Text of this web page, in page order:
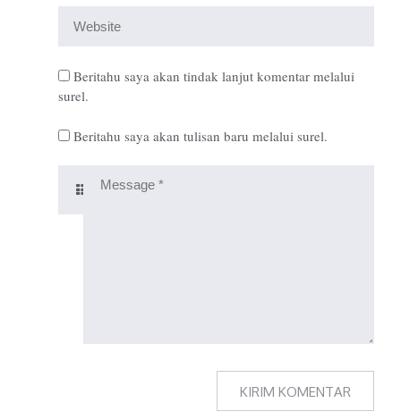
Beritahu saya akan tindak lanjut komentar melalui
surel.
Beritahu saya akan tulisan baru melalui surel.